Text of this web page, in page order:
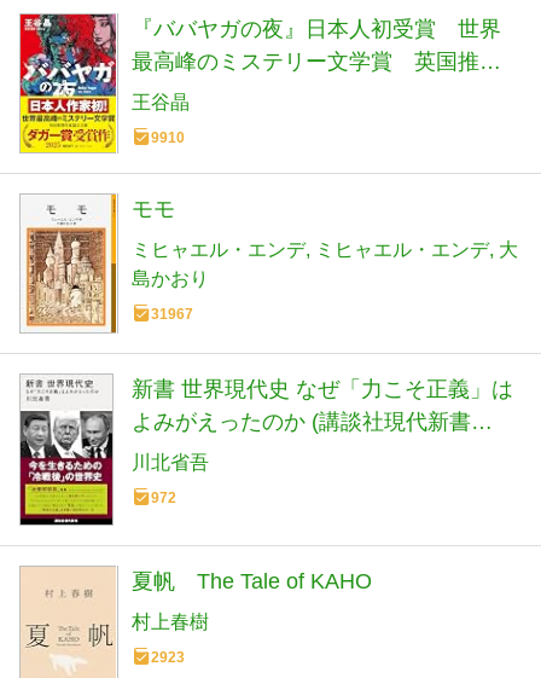
『ババヤガの夜』日本人初受賞 世界
最高峰のミステリー文学賞 英国推理
作家協会賞(ダガー賞） (河出文庫 お 46-
1)
王谷晶
9910
モモ
ミヒャエル・エンデ ミヒャエル・エンデ 大
島かおり
31967
新書 世界現代史 なぜ「力こそ正義」は
よみがえったのか (講談社現代新書
2798)
川北省吾
972
夏帆 The Tale of KAHO
村上春樹
2923